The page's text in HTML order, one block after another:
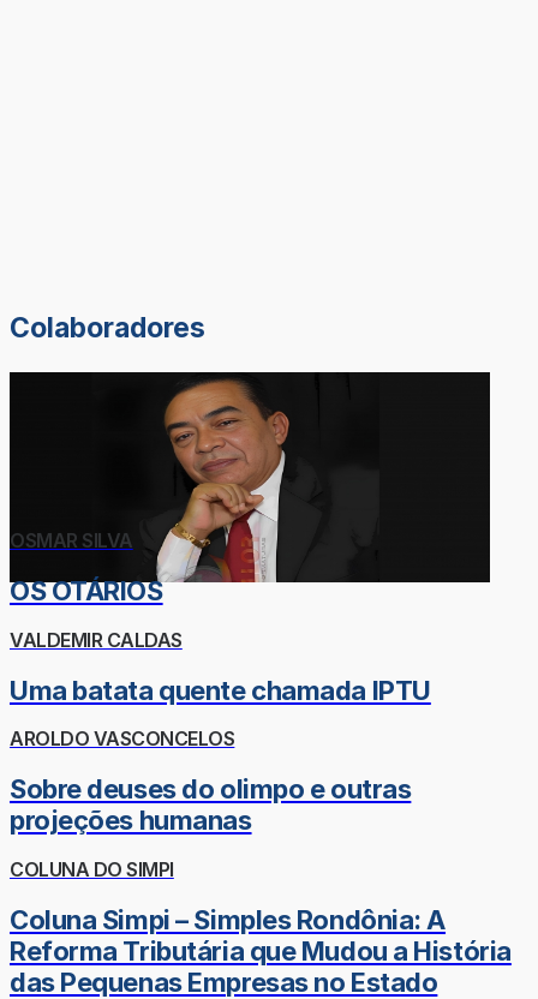
Colaboradores
OSMAR SILVA
OS OTÁRIOS
VALDEMIR CALDAS
Uma batata quente chamada IPTU
AROLDO VASCONCELOS
Sobre deuses do olimpo e outras
projeções humanas
COLUNA DO SIMPI
Coluna Simpi – Simples Rondônia: A
Reforma Tributária que Mudou a História
das Pequenas Empresas no Estado